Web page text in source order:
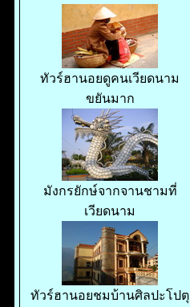
ทัวร์ฮานอยดูคนเวียดนาม
ขยันมาก
มังกรยักษ์จากจานชามที่
เวียดนาม
ทัวร์ฮานอยชมบ้านศิลปะโปตุ